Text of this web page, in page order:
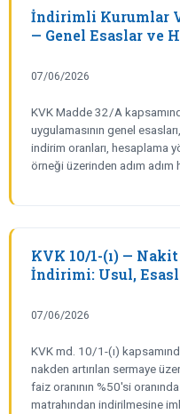
İndirimli Kurumlar
— Genel Esaslar ve
07/06/2026
KVK Madde 32/A
uygulamasının genel
indirim oranları, hesaplama
örneği üzerinden adım adım
KVK 10/1-(ı) —
İndirimi: Usul,
07/06/2026
KVK md. 10/1-(ı)
nakden artırılan sermaye
faiz oranının %50'si
matrahından indirilmesine